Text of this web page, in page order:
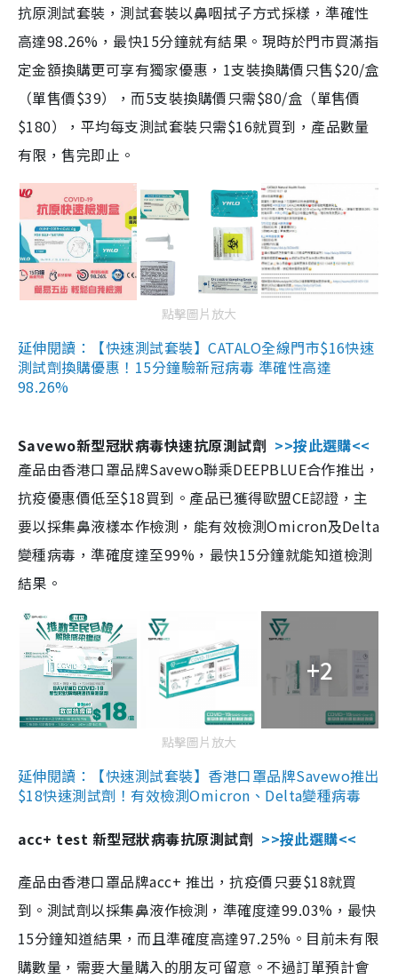
抗原測試套裝，測試套裝以鼻咽拭子方式採樣，準確性
高達98.26%，最快15分鐘就有結果。現時於門市買滿指
定金額換購更可享有獨家優惠，1支裝換購價只售$20/盒
（單售價$39），而5支裝換購價只需$80/盒（單售價
$180），平均每支測試套裝只需$16就買到，產品數量
有限，售完即止。
點擊圖片放大
延伸閱讀：【快速測試套裝】CATALO全線門市$16快速
測試劑換購優惠！15分鐘驗新冠病毒 準確性高達
98.26%
Savewo新型冠狀病毒快速抗原測試劑 >>按此選購<<
產品由香港口罩品牌Savewo聯乘DEEPBLUE合作推出，
抗疫優惠價低至$18買到。產品已獲得歐盟CE認證，主
要以採集鼻液樣本作檢測，能有效檢測Omicron及Delta
變種病毒，準確度達至99%，最快15分鐘就能知道檢測
結果。
+2
點擊圖片放大
延伸閱讀：【快速測試套裝】香港口罩品牌Savewo推出
$18快速測試劑！有效檢測Omicron、Delta變種病毒
acc+ test 新型冠狀病毒抗原測試劑 >>按此選購<<
產品由香港口罩品牌acc+ 推出，抗疫價只要$18就買
到。測試劑以採集鼻液作檢測，準確度達99.03%，最快
15分鐘知道結果，而且準確度高達97.25%。目前未有限
購數量，需要大量購入的朋友可留意。不過訂單預計會